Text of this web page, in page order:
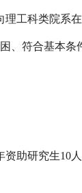
理工科类院系
、符合基本条
资助研究生10